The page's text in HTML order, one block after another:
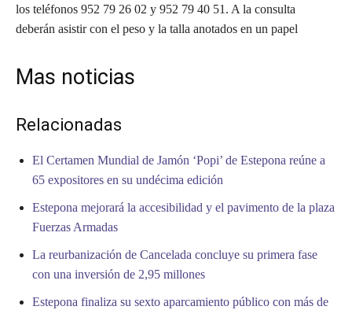
los teléfonos 952 79 26 02 y 952 79 40 51. A la consulta
deberán asistir con el peso y la talla anotados en un papel
Mas noticias
Relacionadas
El Certamen Mundial de Jamón ‘Popi’ de Estepona reúne a
65 expositores en su undécima edición
Estepona mejorará la accesibilidad y el pavimento de la plaza
Fuerzas Armadas
La reurbanización de Cancelada concluye su primera fase
con una inversión de 2,95 millones
Estepona finaliza su sexto aparcamiento público con más de